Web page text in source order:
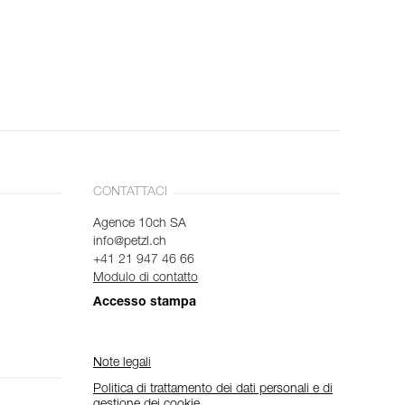
CONTATTACI
Agence 10ch SA
info@petzl.ch
+41 21 947 46 66
Modulo di contatto
Accesso stampa
Note legali
Politica di trattamento dei dati personali e di